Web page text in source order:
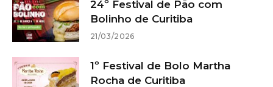
24º Festival de Pão com
Bolinho de Curitiba
21/03/2026
1º Festival de Bolo Martha
Rocha de Curitiba